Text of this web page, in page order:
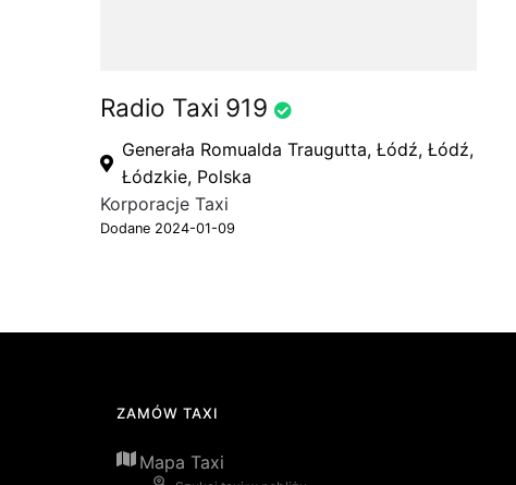
Radio Taxi 919
Generała Romualda Traugutta, Łódź, Łódź,
Łódzkie, Polska
Korporacje Taxi
Dodane 2024-01-09
ZAMÓW TAXI
Mapa Taxi